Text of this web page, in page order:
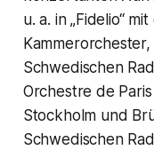
u. a. in „Fidelio“
Schwedischen
Orchestre de Paris
Stockholm und
Schwedischen